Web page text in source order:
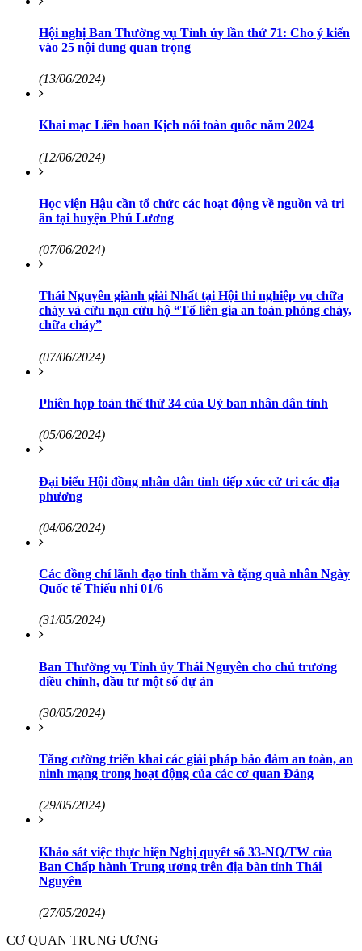
Hội nghị Ban Thường vụ Tỉnh ủy lần thứ 71: Cho ý kiến
vào 25 nội dung quan trọng
(13/06/2024)
Khai mạc Liên hoan Kịch nói toàn quốc năm 2024
(12/06/2024)
Học viện Hậu cần tổ chức các hoạt động về nguồn và tri
ân tại huyện Phú Lương
(07/06/2024)
Thái Nguyên giành giải Nhất tại Hội thi nghiệp vụ chữa
cháy và cứu nạn cứu hộ “Tổ liên gia an toàn phòng cháy,
chữa cháy”
(07/06/2024)
Phiên họp toàn thể thứ 34 của Uỷ ban nhân dân tỉnh
(05/06/2024)
Đại biểu Hội đồng nhân dân tỉnh tiếp xúc cử tri các địa
phương
(04/06/2024)
Các đồng chí lãnh đạo tỉnh thăm và tặng quà nhân Ngày
Quốc tế Thiếu nhi 01/6
(31/05/2024)
Ban Thường vụ Tỉnh ủy Thái Nguyên cho chủ trương
điều chỉnh, đầu tư một số dự án
(30/05/2024)
Tăng cường triển khai các giải pháp bảo đảm an toàn, an
ninh mạng trong hoạt động của các cơ quan Đảng
(29/05/2024)
Khảo sát việc thực hiện Nghị quyết số 33-NQ/TW của
Ban Chấp hành Trung ương trên địa bàn tỉnh Thái
Nguyên
(27/05/2024)
CƠ QUAN TRUNG ƯƠNG